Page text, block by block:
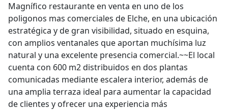
Magnífico restaurante en venta en uno de los
poligonos mas comerciales de Elche, en una ubicación
estratégica y de gran visibilidad, situado en esquina,
con amplios ventanales que aportan muchísima luz
natural y una excelente presencia comercial.~~El local
cuenta con 600 m2 distribuidos en dos plantas
comunicadas mediante escalera interior, además de
una amplia terraza ideal para aumentar la capacidad
de clientes y ofrecer una experiencia más